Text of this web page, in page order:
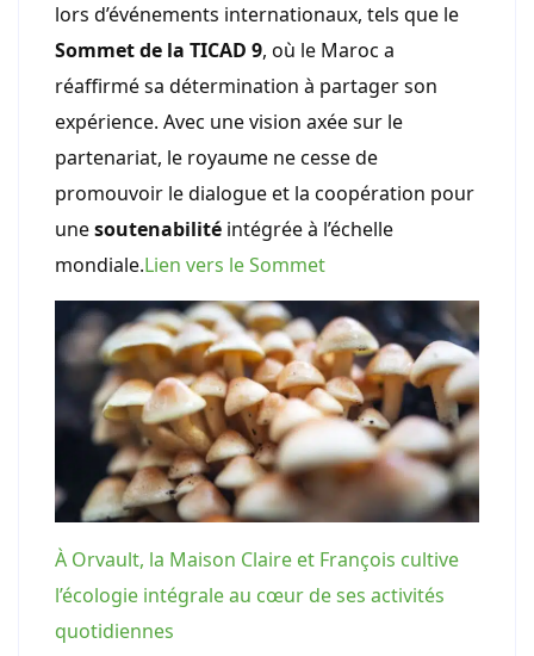
lors d’événements internationaux, tels que le
Sommet de la TICAD 9, où le Maroc a
réaffirmé sa détermination à partager son
expérience. Avec une vision axée sur le
partenariat, le royaume ne cesse de
promouvoir le dialogue et la coopération pour
unesoutenabilité intégrée à l’échelle
mondiale.Lien vers le Sommet
À Orvault, la Maison Claire et François cultive
l’écologie intégrale au cœur de ses activités
quotidiennes